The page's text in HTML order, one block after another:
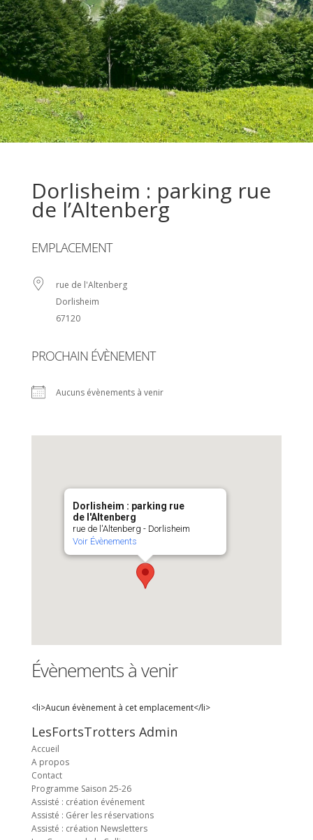
Dorlisheim : parking rue
de l’Altenberg
EMPLACEMENT
rue de l'Altenberg
Dorlisheim
67120
PROCHAIN ÉVÈNEMENT
Aucuns évènements à venir
Dorlisheim : parking rue
de l'Altenberg
rue de l'Altenberg - Dorlisheim
Voir Évènements
Évènements à venir
<li>Aucun évènement à cet emplacement</li>
LesFortsTrotters Admin
Accueil
A propos
Contact
Programme Saison 25-26
Assisté : création événement
Assisté : Gérer les réservations
Assisté : création Newsletters